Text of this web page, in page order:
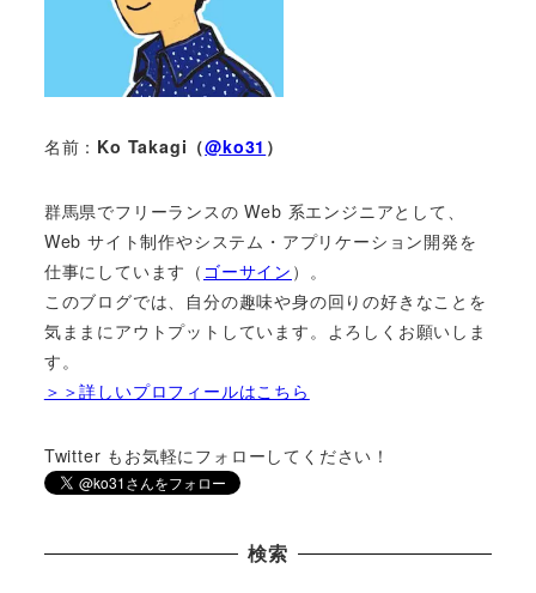
名前： Ko Takagi（@ko31 ）
群馬県でフリーランスの Web 系エンジニアとして、
Web サイト制作やシステム・アプリケーション開発を
仕事にしています（ ゴーサイン ）。
このブログでは、自分の趣味や身の回りの好きなことを
気ままにアウトプットしています。よろしくお願いしま
す。
＞＞詳しいプロフィールはこちら
Twitter もお気軽にフォローしてください！
検索